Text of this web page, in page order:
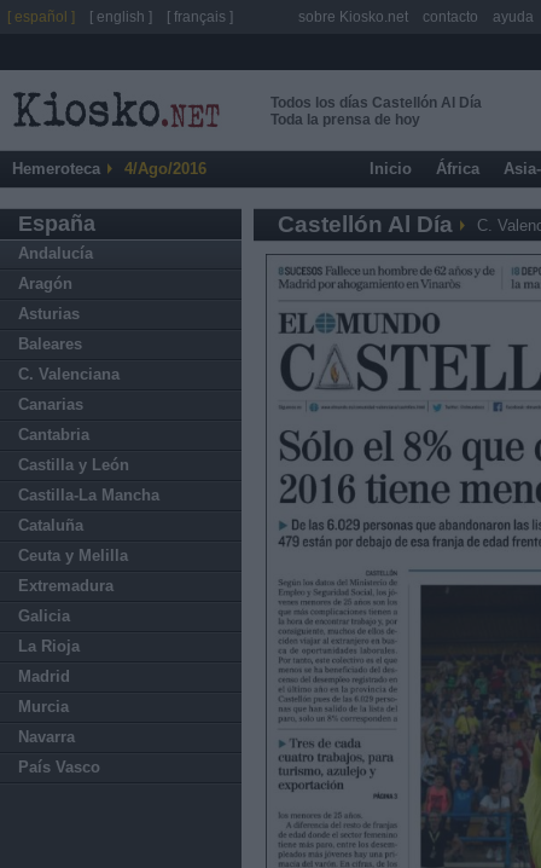
Todos los días Castellón Al Día
Toda la prensa de hoy
Hemeroteca 4/Ago/2016 Inicio África
España
Andalucía
Aragón
Asturias
Baleares
C. Valenciana
Canarias
Cantabria
Castilla y León
Castilla-La Mancha
Cataluña
Ceuta y Melilla
Extremadura
Galicia
La Rioja
Madrid
Murcia
Navarra
País Vasco
Castellón Al Día C.
[ español ] [ english ] [ français ] sobre Kiosko.net contacto ayuda